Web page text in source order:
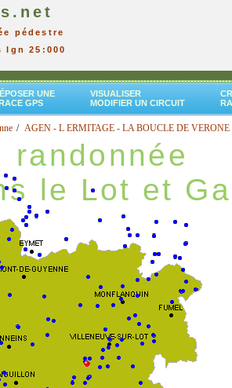
pédestre
Ign 25:000
UNE
GPS
VISUALISER
MODIFIER UN CIRCUIT
AGEN - L ERMITAGE - LA BOUCLE DE VERONE
randonnée
le Lot et